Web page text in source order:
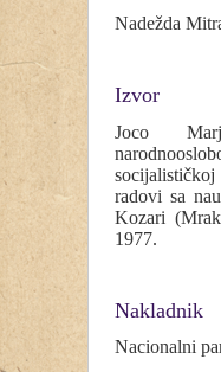
Nadežda
Izvor
Joco
radovi sa
Kozari
1977.
Nakladnik
Nacionalni